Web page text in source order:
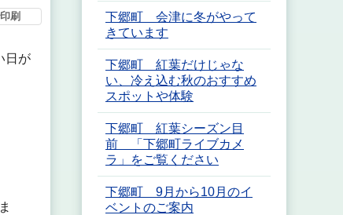
刷
日が
下郷町 会津に冬がやって
きています
下郷町 紅葉だけじゃな
い、冷え込む秋のおすすめ
スポットや体験
下郷町 紅葉シーズン目
前 「下郷町ライブカメ
ラ」をご覧ください
下郷町 9月から10月のイ
ベントのご案内